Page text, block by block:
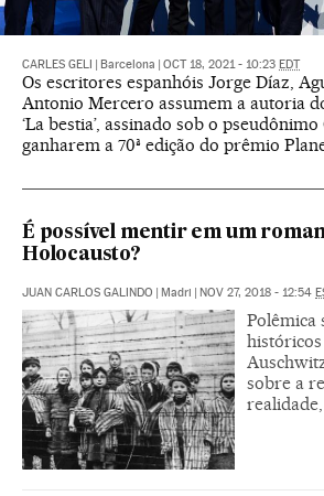
CARLES GELI Barcelona OCT 18, 2021 - 10:23 EDT
Os escritores espanhóis Jorge Díaz,
Antonio Mercero assumem a autoria
‘La bestia’, assinado sob o
ganharem a 70ª edição do prêmio
É possível mentir em um
Holocausto?
JUAN CARLOS GALINDO Madri NOV 27, 2018 - 12:54
Polêmica
históricos
sobre a